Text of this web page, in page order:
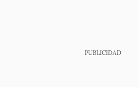
PUBLICIDAD